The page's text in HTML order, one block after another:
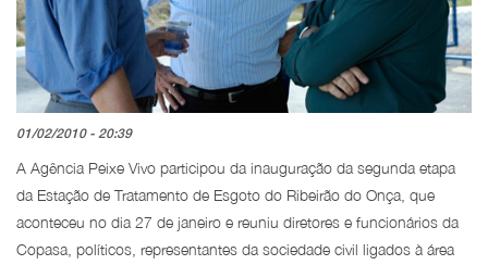
01/02/2010 - 20:39
A Agência Peixe Vivo participou da inauguração da segunda etapa
da Estação de Tratamento de Esgoto do Ribeirão do Onça, que
aconteceu no dia 27 de janeiro e reuniu diretores e funcionários da
Copasa, políticos, representantes da sociedade civil ligados à área